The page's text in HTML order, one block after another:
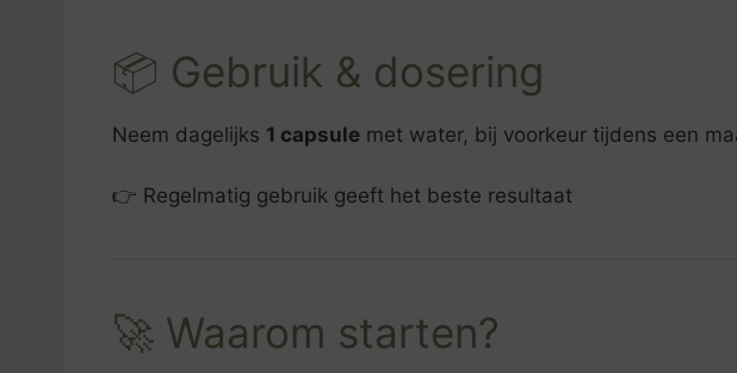
📦 Gebruik & dosering
Neem dagelijks 1 capsule met water, bij voorkeur tijdens een
👉 Regelmatig gebruik geeft het beste resultaat
🚀 Waarom starten?